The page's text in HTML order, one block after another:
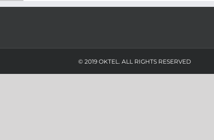
© 2019 OKTEL. ALL RIGHTS RESERVED